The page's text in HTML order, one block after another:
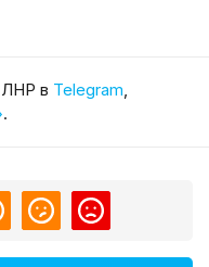
ЛНР в Telegram,
.